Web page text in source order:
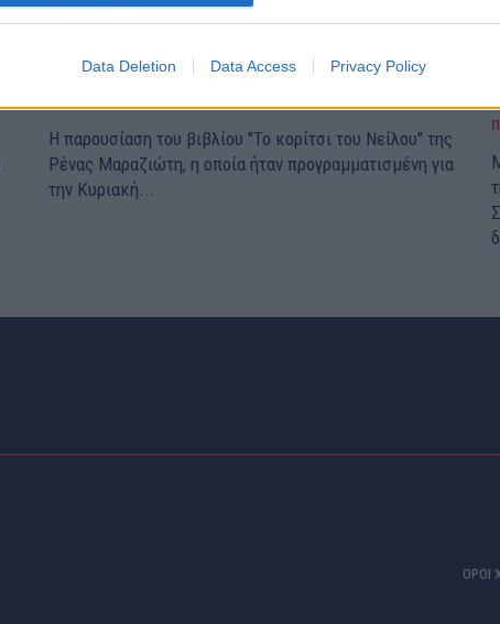
Data Deletion Data Access Privacy Policy
Δ.Ο.Π.Α.Π αναβολή παρουσίασης βιβλίου.
Η παρουσίαση του βιβλίου "Το κορίτσι του Νείλου" της
Ρένας Μαραζιώτη, η οποία ήταν προγραμματισμένη για
την Κυριακή...
ΟΡΟΙ